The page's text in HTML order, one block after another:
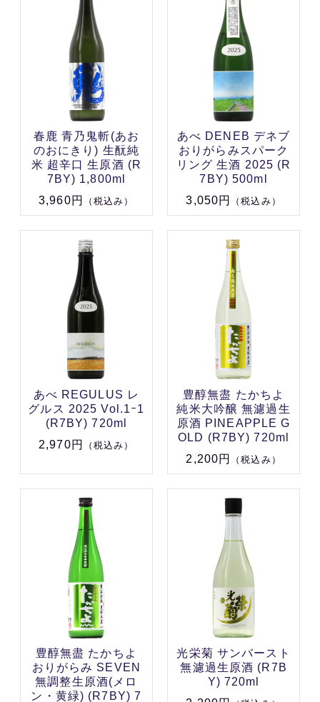
春鹿 青乃鬼斬(あお
のおにきり) 生酛純
米 超辛口 生原酒 (R
7BY) 1,800ml
3,960円
（税込み）
あべ DENEB デネブ
おりがらみスパーク
リング 生酒 2025 (R
7BY) 500ml
3,050円
（税込み）
あべ REGULUS レ
グルス 2025 Vol.1ｰ1
(R7BY) 720ml
2,970円
（税込み）
豊醇無盡 たかちよ
純米大吟醸 無濾過生
原酒 PINEAPPLE G
OLD (R7BY) 720ml
2,200円
（税込み）
豊醇無盡 たかちよ
おりがらみ SEVEN
無調整生原酒(メロ
ン・黄緑) (R7BY) 7
光栄菊 サンバースト
無濾過生原酒 (R7B
Y) 720ml